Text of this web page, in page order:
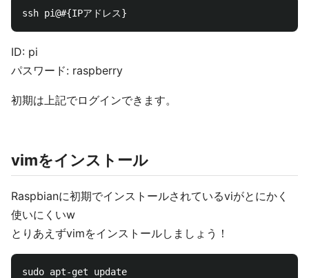
ID: pi
パスワード: raspberry
初期は上記でログインできます。
vimをインストール
Raspbianに初期でインストールされているviがとにかく
使いにくいw
とりあえずvimをインストールしましょう！
sudo apt-get update